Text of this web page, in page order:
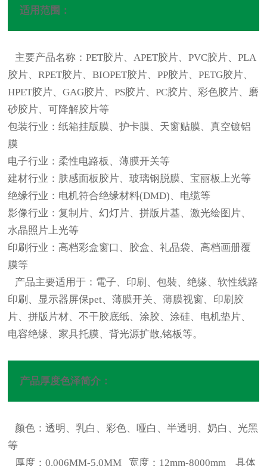
适用范围：
主要产品名称：PET胶片、APET胶片、PVC胶片、PLA
胶片、RPET胶片、BIOPET胶片、PP胶片、PETG胶片、
HPET胶片、GAG胶片、PS胶片、PC胶片、彩色胶片、磨
砂胶片、可降解胶片等
包装行业：纸箱挂版膜、护卡膜、天窗贴膜、真空镀铝
膜
电子行业：柔性电路板、薄膜开关等
建材行业：肤感面板胶片、玻璃钢脱膜、宝丽板上光等
绝缘行业：电机符合绝缘材料(DMD)、电缆等
影像行业：复制片、幻灯片、拼版片基、激光绘图片、
水晶照片上光等
印刷行业：高档彩盒窗口、胶盒、礼品袋、高档画册覆
膜等
产品主要适用于：電子、印刷、包裝、绝缘、软性线路
印刷、显示器屏保pet、薄膜开关、薄膜视窗、印刷胶
片、拼版片材、不干胶底纸、涂胶、涂硅、电机垫片、
电容绝缘、家具托膜、背光源扩散,铭板等。
产品厚度色泽简介：
颜色：透明、乳白、彩色、哑白、半透明、奶白、光黑
等
厚度：0.006MM-5.0MM 宽度：12mm-8000mm 具体